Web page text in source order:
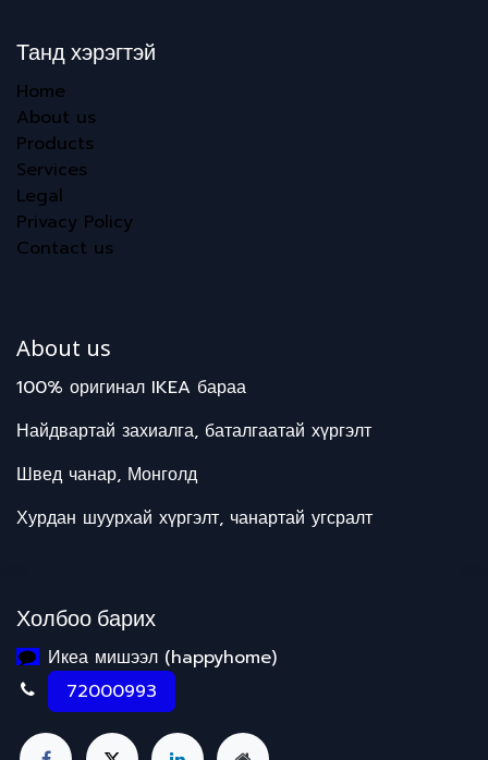
Танд хэрэгтэй
Home
About us
Products
Services
Legal
Privacy Policy
Contact us
About us
100% оригинал IKEA бараа
Найдвартай захиалга, баталгаатай хүргэлт
Швед чанар, Монголд
Хурдан шуурхай хүргэлт, чанартай угсралт
Холбоо барих
Икеа мишээл (happyhome)
72000993